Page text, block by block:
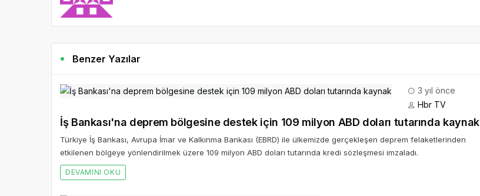
Benzer Yazılar
3 yıl önce
Hbr TV
İş Bankası'na deprem bölgesine destek için 109 milyon ABD doları tutarında kaynak
Türkiye İş Bankası, Avrupa İmar ve Kalkınma Bankası (EBRD) ile ülkemizde gerçekleşen deprem felaketlerinden
etkilenen bölgeye yönlendirilmek üzere 109 milyon ABD doları tutarında kredi sözleşmesi imzaladı.
DEVAMINI OKU